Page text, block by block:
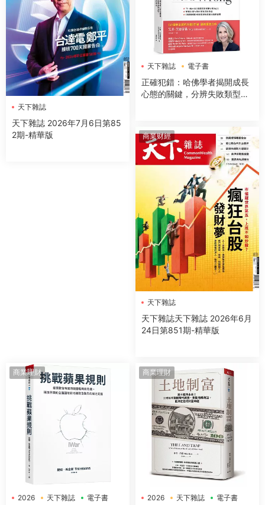
天下雜誌
天下雜誌 2026年7月6日第85
2期-精華版
天下雜誌 電子書
正確犯錯：哈佛學者揭開成長
心態的關鍵，分辨失敗類型與
商業财經
天下雜誌
天下雜誌天下雜誌 2026年6月
24日第851期-精華版
商業理財
2026 天下雜誌 電子書
商業理財
2026 天下雜誌 電子書